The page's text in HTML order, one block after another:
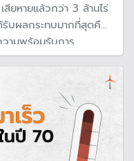
ยหายแล้วกว่า 3 ล้านไร่
บผลกระทบมากที่สุดคือ
วามพร้อมรับการ
ริหารจัดการทรัพยากร
ละระบบการเตือนภัย